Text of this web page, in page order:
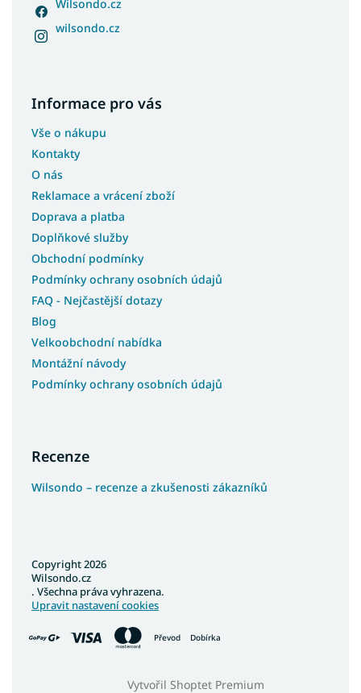
Matrace 80x185
Matrace 85x195
Matrace 90x185
Matrace 90x90
Matrace 95x200
Wilsondo.cz
wilsondo.cz
Informace pro vás
Vše o nákupu
Kontakty
O nás
Reklamace a vrácení zboží
Doprava a platba
Doplňkové služby
Obchodní podmínky
Podmínky ochrany osobních údajů
FAQ - Nejčastější dotazy
Blog
Velkoobchodní nabídka
Montážní návody
Podmínky ochrany osobních údajů
Recenze
Wilsondo – recenze a zkušenosti zákazníků
Převod Dobírka
Vytvořil Shoptet Premium
Copyright 2026
Wilsondo.cz
. Všechna práva vyhrazena.
Upravit nastavení cookies